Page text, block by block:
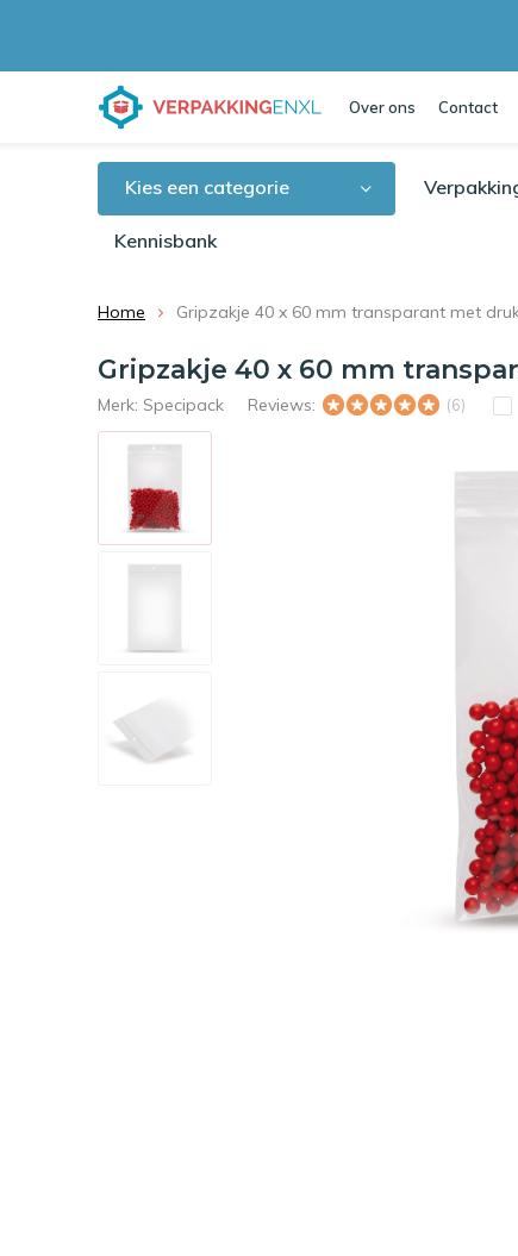
Over ons Contact
Kies een categorie
Kennisbank
Home Gripzakje 40 x 60 mm transparant met
Gripzakje 40 x 60 mm
Merk: Specipack Reviews: (6)